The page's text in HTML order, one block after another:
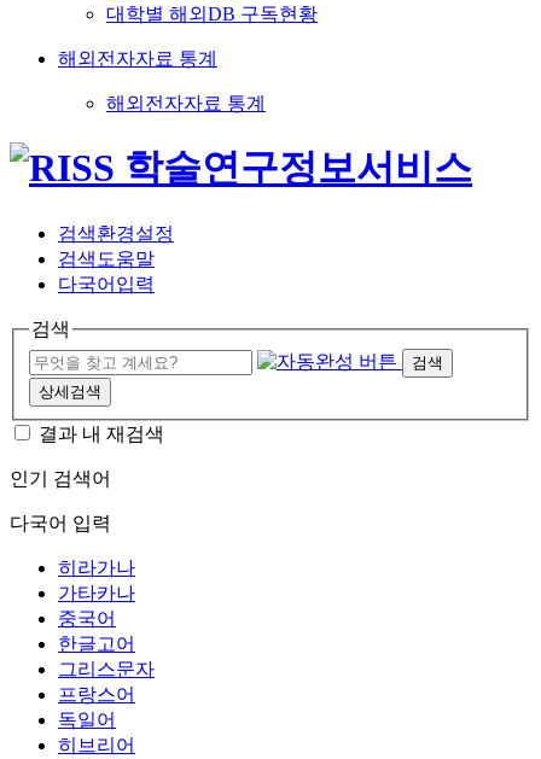
대학별 해외DB 구독현황
해외전자자료 통계
해외전자자료 통계
검색환경설정
검색도움말
다국어입력
검색
검색
상세검색
결과 내 재검색
인기 검색어
다국어 입력
히라가나
가타카나
중국어
한글고어
그리스문자
프랑스어
독일어
히브리어